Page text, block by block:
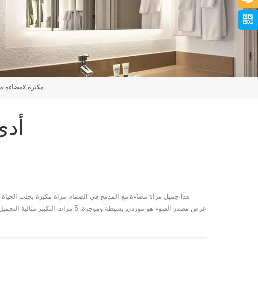
LED مضاءة مرآة الحمام مع 5x مكبرة
هذا جميل مرآة مضاءة مع المدمج في الصمام مرآة مكبرة يجلب